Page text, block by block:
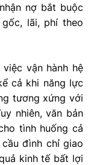
nợ bắt buộc
lãi, phí theo
vận hành hệ
cả khi năng lực
tương xứng với
nhiên, văn bản
tình huống cả
đình chỉ giao
kinh tế bất lợi